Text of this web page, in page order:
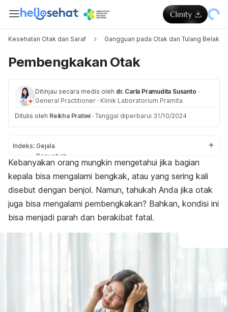
Kesehatan Otak dan Saraf Gangguan pada Otak dan Tulang
Pembengkakan Otak
Ditinjau secara medis oleh dr. Carla Pramudita Susanto ·
General Practitioner · Klinik Laboratorium Pramita
Ditulis oleh Reikha Pratiwi · Tanggal diperbarui 31/10/2024
Indeks: Gejala
Penyebab
Efek
Pengobatan
Pencegahan
Kebanyakan orang mungkin mengetahui jika bagian
kepala bisa mengalami bengkak, atau yang sering kali
disebut dengan benjol. Namun, tahukah Anda jika otak
juga bisa mengalami pembengkakan? Bahkan, kondisi ini
bisa menjadi parah dan berakibat fatal.